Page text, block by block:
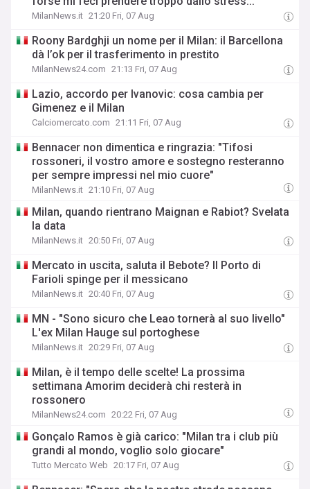
MilanNews.it 21:20 Fri, 07 Aug
Roony Bardghji un nome per il Milan: il Barcellona
dà l’ok per il trasferimento in prestito
MilanNews24.com 21:13 Fri, 07 Aug
Lazio, accordo per Ivanovic: cosa cambia per
Gimenez e il Milan
Calciomercato.com 21:11 Fri, 07 Aug
Bennacer non dimentica e ringrazia: "Tifosi
rossoneri, il vostro amore e sostegno resteranno
per sempre impressi nel mio cuore"
MilanNews.it 21:10 Fri, 07 Aug
Milan, quando rientrano Maignan e Rabiot? Svelata
la data
MilanNews.it 20:50 Fri, 07 Aug
Mercato in uscita, saluta il Bebote? Il Porto di
Farioli spinge per il messicano
MilanNews.it 20:40 Fri, 07 Aug
MN - "Sono sicuro che Leao tornerà al suo livello"
L'ex Milan Hauge sul portoghese
MilanNews.it 20:29 Fri, 07 Aug
Milan, è il tempo delle scelte! La prossima
settimana Amorim deciderà chi resterà in
rossonero
MilanNews24.com 20:22 Fri, 07 Aug
Gonçalo Ramos è già carico: "Milan tra i club più
grandi al mondo, voglio solo giocare"
Tutto Mercato Web 20:17 Fri, 07 Aug